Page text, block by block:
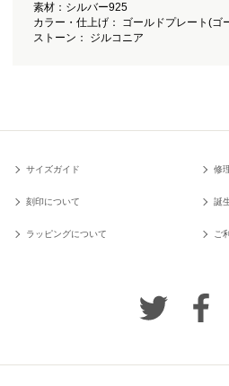
素材：シルバー925
カラー・仕上げ： ゴールドプレート(ゴ
ストーン： ジルコニア
サイズガイド 修
刻印について 誕
ラッピングについて ご